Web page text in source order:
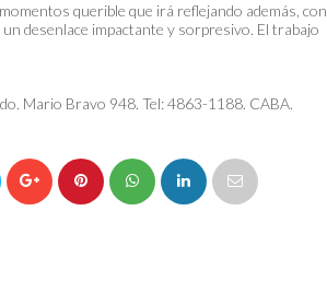
querible que irá reflejando además, con
desenlace impactante y sorpresivo. El trabajo
Mario Bravo 948. Tel: 4863-1188. CABA.